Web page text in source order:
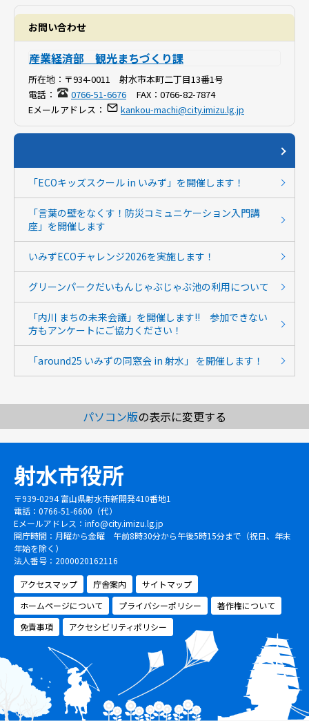
お問い合わせ
産業経済部 観光まちづくり課
所在地： 〒934-0011 射水市本町二丁目13番1号
電話：
0766-51-6676 FAX： 0766-82-7874
Eメールアドレス：
kankou-machi@city.imizu.lg.jp
「ECOキッズスクール in いみず」を開催します！
「言葉の壁をなくす！防災コミュニケーション入門講
座」を開催します
いみずECOチャレンジ2026を実施します！
グリーンパークだいもんじゃぶじゃぶ池の利用について
「内川 まちの未来会議」を開催します!! 参加できない
方もアンケートにご協力ください！
「around25 いみずの同窓会 in 射水」 を開催します！
パソコン版の表示に変更する
射水市役所
〒939-0294 富山県射水市新開発410番地1
電話：0766-51-6600（代）
Eメールアドレス： info@city.imizu.lg.jp
開庁時間：月曜から金曜 午前8時30分から午後5時15分まで（祝日、年末
年始を除く）
法人番号：2000020162116
アクセスマップ
庁舎案内
サイトマップ
ホームページについて
プライバシーポリシー
著作権について
免責事項
アクセシビリティポリシー